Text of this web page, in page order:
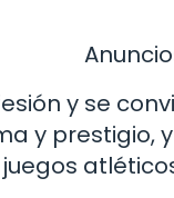
y se
y prestigio,